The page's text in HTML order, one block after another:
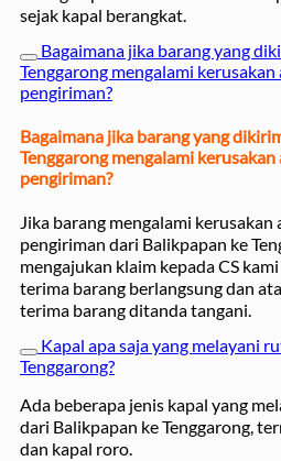
sejak kapal berangkat.
Bagaimana jika barang yang
Tenggarong mengalami
pengiriman?
Bagaimana jika barang yang
Tenggarong mengalami
pengiriman?
Jika barang mengalami
pengiriman dari Balikpapan ke
mengajukan klaim kepada CS
terima barang berlangsung dan
terima barang ditanda tangani.
Kapal apa saja yang melayani
Tenggarong?
Ada beberapa jenis kapal yang
dari Balikpapan ke Tenggarong,
dan kapal roro.